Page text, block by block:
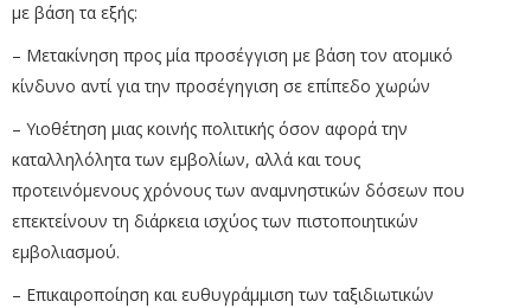
με βάση τα εξής:
– Μετακίνηση προς μία προσέγγιση με βάση τον ατομικό
κίνδυνο αντί για την προσέγηγιση σε επίπεδο χωρών
– Υιοθέτηση μιας κοινής πολιτικής όσον αφορά την
καταλληλόλητα των εμβολίων, αλλά και τους
προτεινόμενους χρόνους των αναμνηστικών δόσεων που
επεκτείνουν τη διάρκεια ισχύος των πιστοποιητικών
εμβολιασμού.
– Επικαιροποίηση και ευθυγράμμιση των ταξιδιωτικών